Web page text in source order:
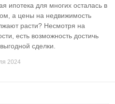
ипотека для многих осталась в
а цены на недвижимость
расти? Несмотря на
есть возможность достичь
сделки.
2024